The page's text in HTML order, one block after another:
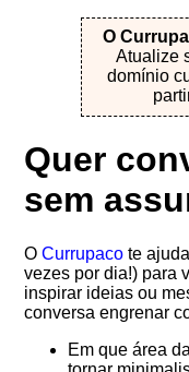
O
Atualize
domínio
Quer
sem
OCurrupaco te
vezes por dia!) para
inspirar ideias ou
conversa engrenar
Em que área